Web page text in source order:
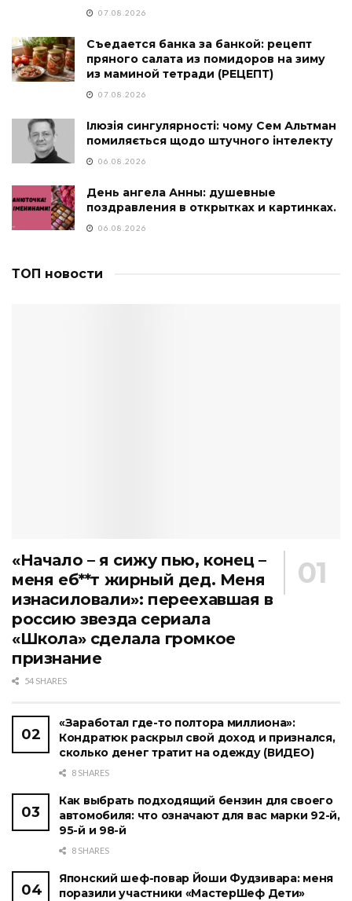
07.08.2026
Съедается банка за банкой: рецепт
пряного салата из помидоров на зиму
из маминой тетради (РЕЦЕПТ)
07.08.2026
Ілюзія сингулярності: чому Сем Альтман
помиляється щодо штучного інтелекту
06.08.2026
День ангела Анны: душевные
поздравления в открытках и картинках.
06.08.2026
ТОП новости
«Начало – я сижу пью, конец –
меня еб**т жирный дед. Меня
изнасиловали»: переехавшая в
россию звезда сериала
«Школа» сделала громкое
признание
54 SHARES
«Заработал где-то полтора миллиона»:
Кондратюк раскрыл свой доход и признался,
сколько денег тратит на одежду (ВИДЕО)
8 SHARES
Как выбрать подходящий бензин для своего
автомобиля: что означают для вас марки 92-й,
95-й и 98-й
8 SHARES
Японский шеф-повар Йоши Фудзивара: меня
поразили участники «МастерШеф Дети»